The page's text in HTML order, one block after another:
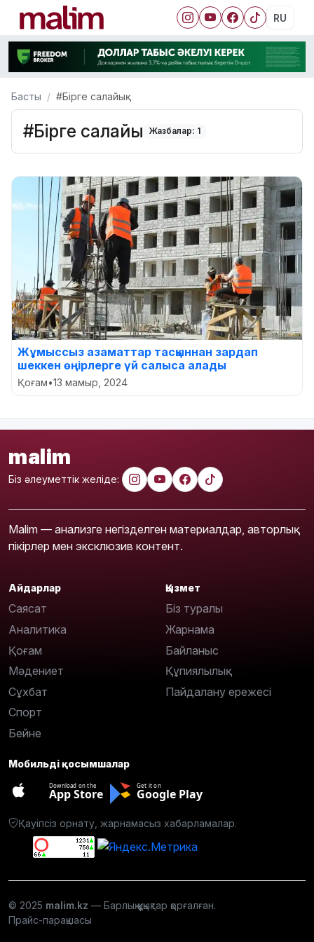
RU
Басты #Бірге салайық
#Бірге салайық Жазбалар: 1
Жұмыссыз азаматтар тасқыннан зардап
шеккен өңірлерге үй салыса алады
Қоғам•13 мамыр, 2024
malim
Біз әлеуметтік желіде:
Malim — анализге негізделген материалдар, авторлық
пікірлер мен эксклюзив контент.
Айдарлар
Саясат
Аналитика
Қоғам
Мәдениет
Сұхбат
Спорт
Бейне
Қызмет
Біз туралы
Жарнама
Байланыс
Құпиялылық
Пайдалану ережесі
Мобильді қосымшалар
Download on the
App Store
Get it on
Google Play
Қауіпсіз орнату, жарнамасыз хабарламалар.
© 2025 malim.kz — Барлық құқықтар қорғалған.
Прайс-парақшасы